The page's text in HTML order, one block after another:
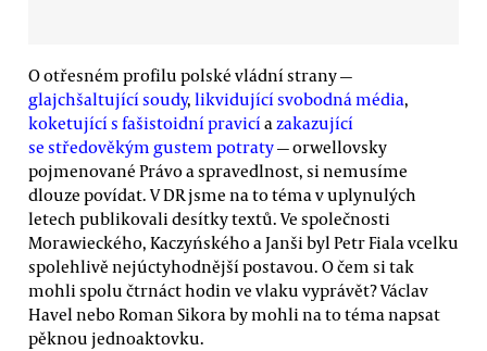
O otřesném profilu polské vládní strany —
glajchšaltující soudy, likvidující svobodná média,
koketující s fašistoidní pravicíazakazující
se středověkým gustem potraty— orwellovsky
pojmenované Právo a spravedlnost, si nemusíme
dlouze povídat. V DR jsme na to téma v uplynulých
letech publikovali desítky textů. Ve společnosti
Morawieckého, Kaczyńského a Janši byl Petr Fiala vcelku
spolehlivě nejúctyhodnější postavou. O čem si tak
mohli spolu čtrnáct hodin ve vlaku vyprávět? Václav
Havel nebo Roman Sikora by mohli na to téma napsat
pěknou jednoaktovku.